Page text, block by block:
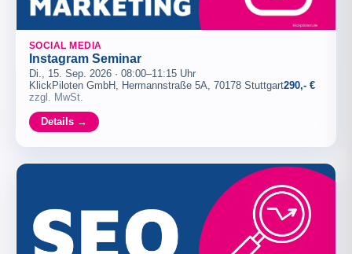
SOCIAL MEDIA
Instagram Seminar
Di., 15. Sep. 2026 · 08:00–11:15 Uhr
KlickPiloten GmbH, Hermannstraße 5A, 70178 Stuttgart290,- €
zzgl. MwSt.
Details →